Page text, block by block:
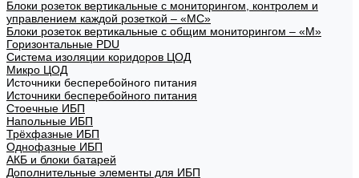
Блоки розеток вертикальные с мониторингом, контролем и
управлением каждой розеткой – «МС»
Блоки розеток вертикальные с общим мониторингом – «М»
Горизонтальные PDU
Система изоляции коридоров ЦОД
Микро ЦОД
Источники бесперебойного питания
Источники бесперебойного питания
Стоечные ИБП
Напольные ИБП
Трёхфазные ИБП
Однофазные ИБП
АКБ и блоки батарей
Дополнительные элементы для ИБП